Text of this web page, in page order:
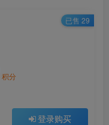
积分
登录购买
已售 29